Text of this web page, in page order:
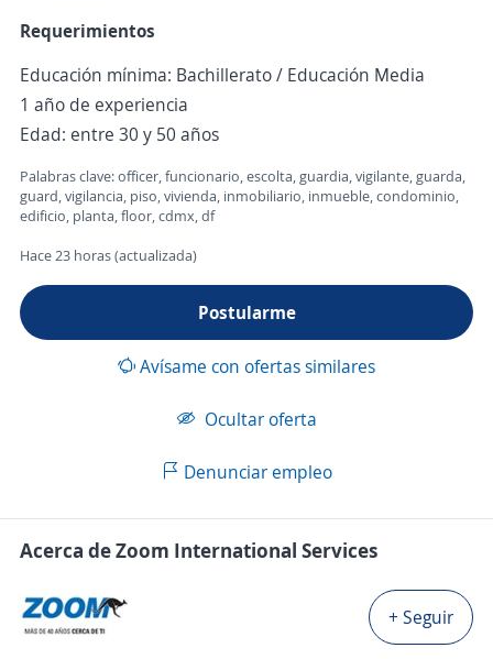
Requerimientos
Educación mínima: Bachillerato / Educación Media
1 año de experiencia
Edad: entre 30 y 50 años
Palabras clave: officer, funcionario, escolta, guardia, vigilante, guarda,
guard, vigilancia, piso, vivienda, inmobiliario, inmueble, condominio,
edificio, planta, floor, cdmx, df
Hace 23 horas (actualizada)
Postularme
Avísame con ofertas similares
Ocultar oferta
Denunciar empleo
Acerca de Zoom International Services
+ Seguir